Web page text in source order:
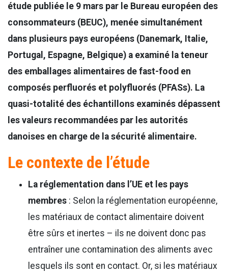
étude publiée le 9 mars par le Bureau européen des
consommateurs (BEUC), menée simultanément
dans plusieurs pays européens (Danemark, Italie,
Portugal, Espagne, Belgique) a examiné la teneur
des emballages alimentaires de fast-food en
composés perfluorés et polyfluorés (PFASs). La
quasi-totalité des échantillons examinés dépassent
les valeurs recommandées par les autorités
danoises en charge de la sécurité alimentaire.
Le contexte de l’étude
La réglementation dans l’UE et les pays
membres : Selon la réglementation européenne,
les matériaux de contact alimentaire doivent
être sûrs et inertes – ils ne doivent donc pas
entraîner une contamination des aliments avec
lesquels ils sont en contact. Or, si les matériaux